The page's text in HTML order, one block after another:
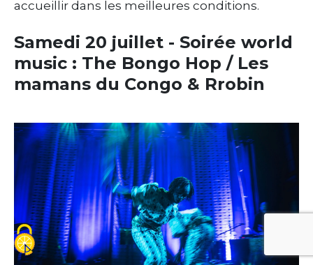
accueillir dans les meilleures conditions.
Samedi 20 juillet - Soirée world
music : The Bongo Hop / Les
mamans du Congo & Rrobin